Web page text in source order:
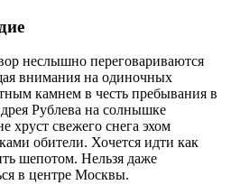
неслышно переговариваются
внимания на одиночных
камнем в честь пребывания в
Рублева на солнышке
хруст свежего снега эхом
обители. Хочется идти как
шепотом. Нельзя даже
в центре Москвы.